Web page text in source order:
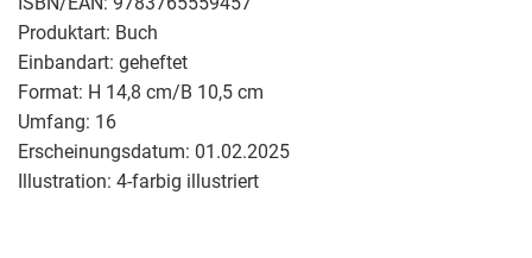
Produktart: Buch
Einbandart: geheftet
Format: H 14,8 cm/B 10,5 cm
Umfang: 16
Erscheinungsdatum: 01.02.2025
Illustration: 4-farbig illustriert